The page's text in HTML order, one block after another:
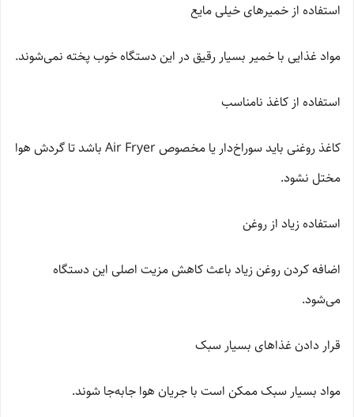
استفاده از خمیرهای خیلی مایع
مواد غذایی با خمیر بسیار رقیق در این دستگاه خوب پخته نمی‌شوند.
استفاده از کاغذ نامناسب
کاغذ روغنی باید سوراخ‌دار یا مخصوص Air Fryer باشد تا گردش هوا
مختل نشود.
استفاده زیاد از روغن
اضافه کردن روغن زیاد باعث کاهش مزیت اصلی این دستگاه
می‌شود.
قرار دادن غذاهای بسیار سبک
مواد بسیار سبک ممکن است با جریان هوا جابه‌جا شوند.